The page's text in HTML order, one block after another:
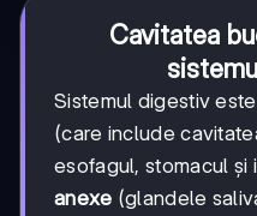
Cavitatea
Sistemul digestiv
(care include
esofagul, stomacul
anexe (glandele